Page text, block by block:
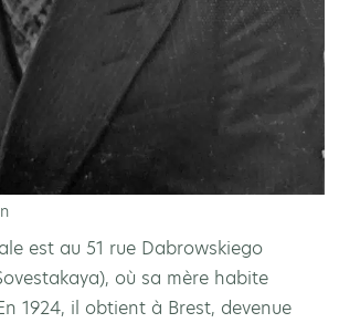
est au 51 rue Dabrowskiego
où sa mère habite
1924, il obtient à Brest, devenue